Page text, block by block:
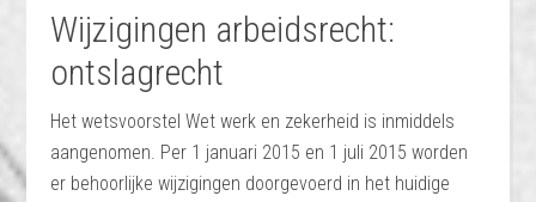
Wijzigingen arbeidsrecht:
ontslagrecht
Het wetsvoorstel Wet werk en zekerheid is inmiddels
aangenomen. Per 1 januari 2015 en 1 juli 2015 worden
er behoorlijke wijzigingen doorgevoerd in het huidige